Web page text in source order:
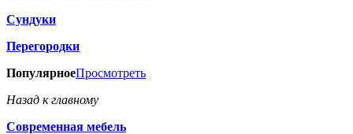
Сундуки
Перегородки
ПопулярноеПросмотреть
Назад к главному
Современная мебель